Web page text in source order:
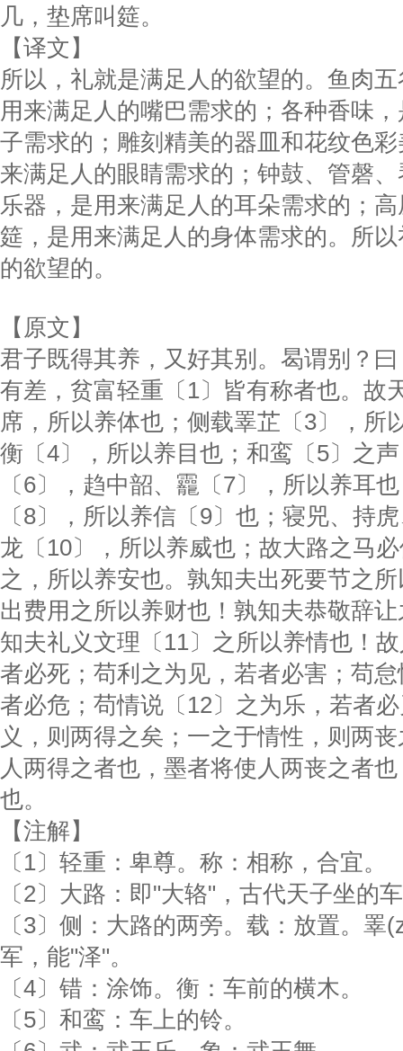
几，垫席叫筵。
【译文】
所以，礼就是满足人的欲望的。鱼肉
用来满足人的嘴巴需求的；各种香味
子需求的；雕刻精美的器皿和花纹色
来满足人的眼睛需求的；钟鼓、管磬
乐器，是用来满足人的耳朵需求的；
筵，是用来满足人的身体需求的。所
的欲望的。
【原文】
君子既得其养，又好其别。曷谓别？
有差，贫富轻重〔1〕皆有称者也。故
席，所以养体也；侧载睪芷〔3〕，所
衡〔4〕，所以养目也；和鸾〔5〕之
〔6〕，趋中韶、龗〔7〕，所以养耳
〔8〕，所以养信〔9〕也；寝兕、持
龙〔10〕，所以养威也；故大路之马
之，所以养安也。孰知夫出死要节之
出费用之所以养财也！孰知夫恭敬辞
知夫礼义文理〔11〕之所以养情也！
者必死；苟利之为见，若者必害；苟
者必危；苟情说〔12〕之为乐，若者
义，则两得之矣；一之于情性，则两
人两得之者也，墨者将使人两丧之者
也。
【注解】
〔1〕轻重：卑尊。称：相称，合宜。
〔2〕大路：即"大辂"，古代天子坐的
〔3〕侧：大路的两旁。载：放置。睪
军，能"泽"。
〔4〕错：涂饰。衡：车前的横木。
〔5〕和鸾：车上的铃。